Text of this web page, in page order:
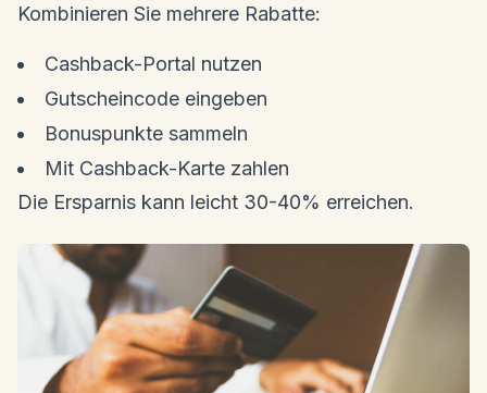
Kombinieren Sie mehrere Rabatte:
Cashback-Portal nutzen
Gutscheincode eingeben
Bonuspunkte sammeln
Mit Cashback-Karte zahlen
Die Ersparnis kann leicht 30-40% erreichen.